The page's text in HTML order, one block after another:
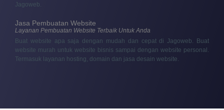
Jagoweb.
Jasa Pembuatan Website
Layanan Pembuatan Website Terbaik Untuk Anda
Buat website apa saja dengan mudah dan cepat di Jagoweb. Buat
website murah untuk website bisnis sampai dengan website personal.
Termasuk layanan hosting, domain dan jasa desain website.